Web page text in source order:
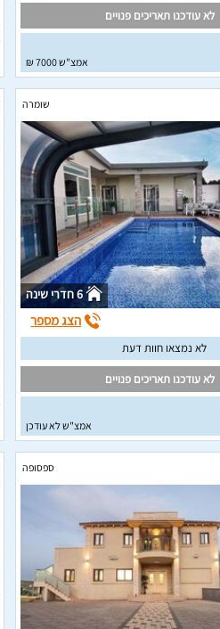
לא עודכנו תאריכים פנויים
אמצ"ש 7000 ₪
שומרה
6 חדרי שינה
הצג מספר
לא נמצאו חוות דעת
לא עודכנו תאריכים פנויים
אמצ"ש לא עודכן
ספסופה